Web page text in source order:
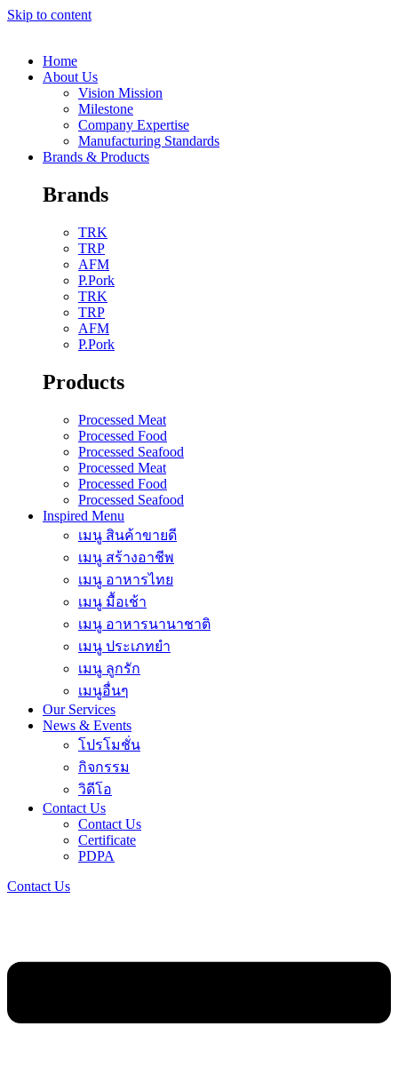
Skip to content
Home
About Us
Vision Mission
Milestone
Company Expertise
Manufacturing Standards
Brands & Products
Brands
TRK
TRP
AFM
P.Pork
TRK
TRP
AFM
P.Pork
Products
Processed Meat
Processed Food
Processed Seafood
Processed Meat
Processed Food
Processed Seafood
Inspired Menu
เมนู สินค้าขายดี
เมนู สร้างอาชีพ
เมนู อาหารไทย
เมนู มื้อเช้า
เมนู อาหารนานาชาติ
เมนู ประเภทยำ
เมนู ลูกรัก
เมนูอื่นๆ
Our Services
News & Events
โปรโมชั่น
กิจกรรม
วิดีโอ
Contact Us
Contact Us
Certificate
PDPA
Contact Us